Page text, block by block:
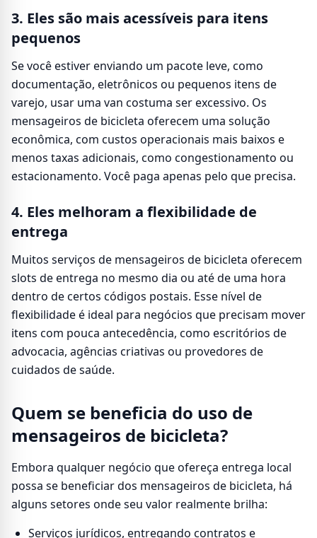
3. Eles são mais acessíveis para itens
pequenos
Se você estiver enviando um pacote leve, como
documentação, eletrônicos ou pequenos itens de
varejo, usar uma van costuma ser excessivo. Os
mensageiros de bicicleta oferecem uma solução
econômica, com custos operacionais mais baixos e
menos taxas adicionais, como congestionamento ou
estacionamento. Você paga apenas pelo que precisa.
4. Eles melhoram a flexibilidade de
entrega
Muitos serviços de mensageiros de bicicleta oferecem
slots de entrega no mesmo dia ou até de uma hora
dentro de certos códigos postais. Esse nível de
flexibilidade é ideal para negócios que precisam mover
itens com pouca antecedência, como escritórios de
advocacia, agências criativas ou provedores de
cuidados de saúde.
Quem se beneficia do uso de
mensageiros de bicicleta?
Embora qualquer negócio que ofereça entrega local
possa se beneficiar dos mensageiros de bicicleta, há
alguns setores onde seu valor realmente brilha:
Serviços jurídicos, entregando contratos e